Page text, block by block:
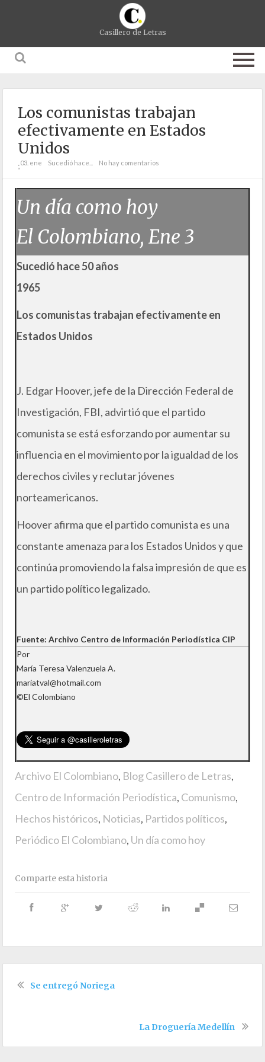
Casillero de Letras
Los comunistas trabajan
efectivamente en Estados
Unidos
;03. ene Sucedió hace... No hay comentarios
Un día como hoy
El Colombiano, Ene 3
Sucedió hace 50 años
1965
Los comunistas trabajan efectivamente en
Estados Unidos
J. Edgar Hoover, jefe de la Dirección Federal de
Investigación, FBI, advirtió que el partido
comunista se está esforzando por aumentar su
influencia en el movimiento por la igualdad de los
derechos civiles y reclutar jóvenes
norteamericanos.
Hoover afirma que el partido comunista es una
constante amenaza para los Estados Unidos y que
continúa promoviendo la falsa impresión de que es
un partido político legalizado.
Fuente: Archivo Centro de Información Periodística CIP
Por
María Teresa Valenzuela A.
mariatval@hotmail.com
©El Colombiano
Archivo El Colombiano, Blog Casillero de Letras,
Centro de Información Periodística, Comunismo,
Hechos históricos, Noticias, Partidos políticos,
Periódico El Colombiano, Un día como hoy
Comparte esta historia
Se entregó Noriega
La Droguería Medellín